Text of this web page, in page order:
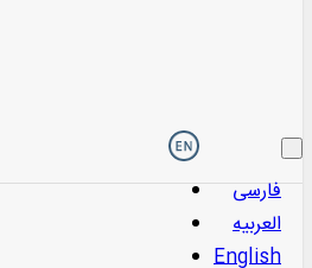
فارسی
العربیه
English